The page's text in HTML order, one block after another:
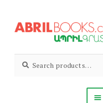
to
to
for: